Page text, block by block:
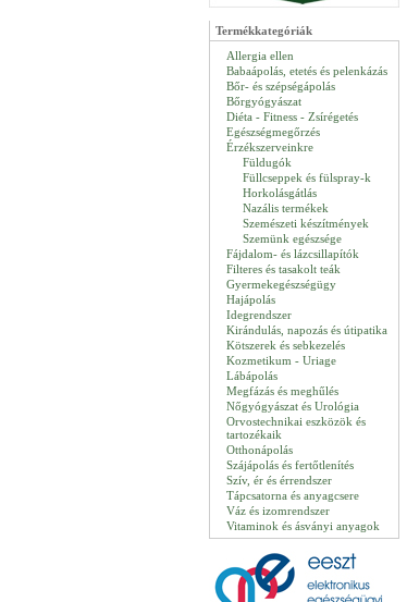
Termékkategóriák
Allergia ellen
Babaápolás, etetés és pelenkázás
Bőr- és szépségápolás
Bőrgyógyászat
Diéta - Fitness - Zsírégetés
Egészségmegőrzés
Érzékszerveinkre
Füldugók
Füllcseppek és fülspray-k
Horkolásgátlás
Nazális termékek
Szemészeti készítmények
Szemünk egészsége
Fájdalom- és lázcsillapítók
Filteres és tasakolt teák
Gyermekegészségügy
Hajápolás
Idegrendszer
Kirándulás, napozás és útipatika
Kötszerek és sebkezelés
Kozmetikum - Uriage
Lábápolás
Megfázás és meghűlés
Nőgyógyászat és Urológia
Orvostechnikai eszközök és
tartozékaik
Otthonápolás
Szájápolás és fertőtlenítés
Szív, ér és érrendszer
Tápcsatorna és anyagcsere
Váz és izomrendszer
Vitaminok és ásványi anyagok